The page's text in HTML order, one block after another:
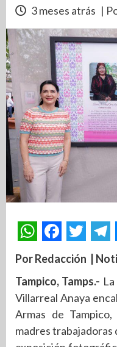
3 meses atrás |
Por Redacción |
Tampico, Tamps.-
Villarreal Anaya
Armas de
madres trabajadoras